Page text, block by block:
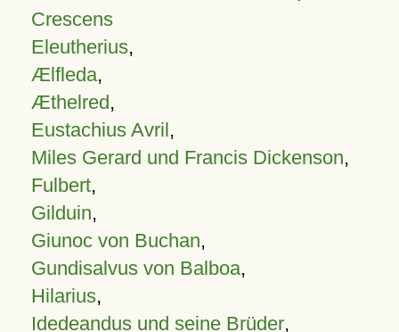
Crescens
Eleutherius,
Ælfleda,
Æthelred,
Eustachius Avril,
Miles Gerard und Francis Dickenson,
Fulbert,
Gilduin,
Giunoc von Buchan,
Gundisalvus von Balboa,
Hilarius,
Idedeandus und seine Brüder,